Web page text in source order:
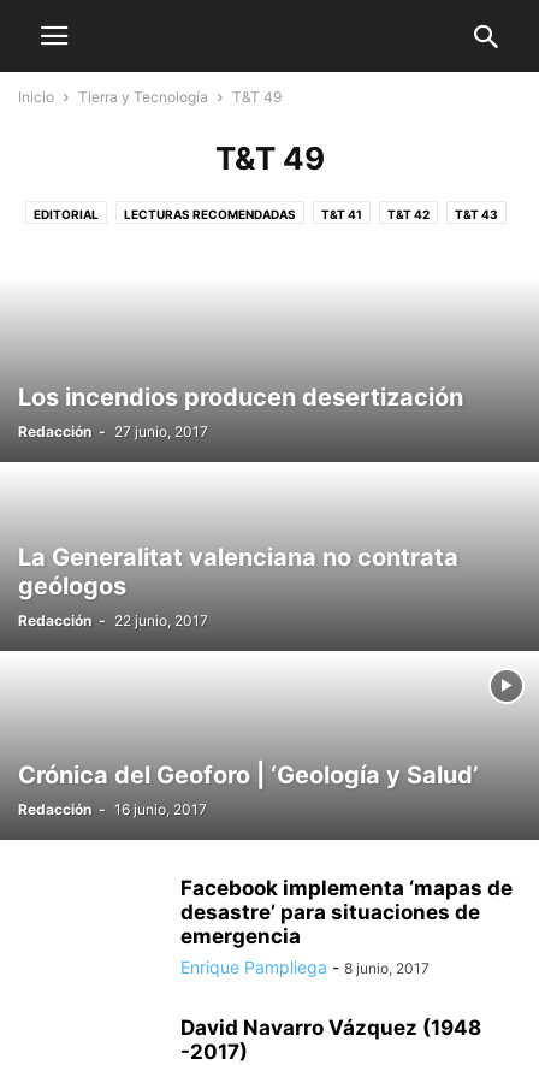
Inicio Tierra y Tecnología T&T 49
T&T 49
EDITORIAL LECTURAS RECOMENDADAS T&T 41 T&T 42 T&T 43
Los incendios producen desertización
Redacción - 27 junio, 2017
La Generalitat valenciana no contrata
geólogos
Redacción - 22 junio, 2017
Crónica del Geoforo | ‘Geología y Salud’
Redacción - 16 junio, 2017
Facebook implementa ‘mapas de
desastre’ para situaciones de
emergencia
Enrique Pampliega - 8 junio, 2017
David Navarro Vázquez (1948
-2017)